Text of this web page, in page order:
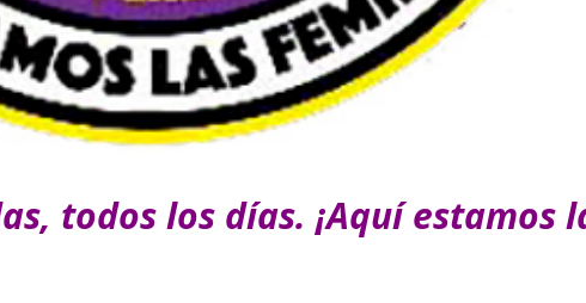
todos los días. ¡Aquí estamos